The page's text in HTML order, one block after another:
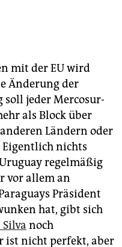
Verhandlungen
das jedoch
und damit auch
das Abkommen
würde eine der
mit rund 780
Präsidenten Jair
Streit über die
Abkommen. Jetzt
Frankreich und
mit der EU wird
Änderung der
jeder Mercosur-
als Block über
Ländern oder
nichts
regelmäßig
vor allem an
Präsident
hat, gibt sich
noch
ist nicht perfekt, aber